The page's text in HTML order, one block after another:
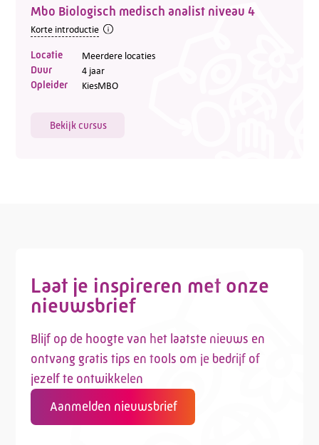
Telefoon:
088 - 329 20 70
Mbo Biologisch medisch analist niveau 4
Korte introductie
Locatie Meerdere locaties
Duur 4 jaar
Opleider KiesMBO
Bekijk cursus
Laat je inspireren met onze
nieuwsbrief
Blijf op de hoogte van het laatste nieuws en
ontvang gratis tips en tools om je bedrijf of
jezelf te ontwikkelen
Aanmelden nieuwsbrief